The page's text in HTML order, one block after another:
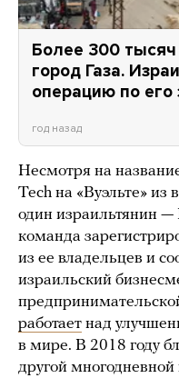
Более 300 тысяч
город Газа.
операцию по его
год назад
Несмотря на
Tech на «Вуэльте» из
один израильтянин
команда
из ее владельцев и
израильский
работает над
в мире. В 2018 году
другой